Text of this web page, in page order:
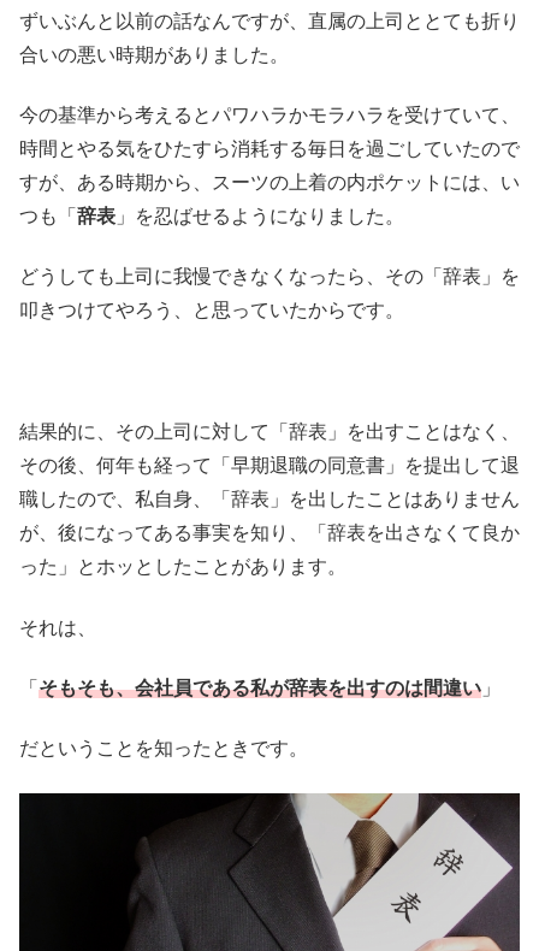
ずいぶんと以前の話なんですが、直属の上司ととても折り
合いの悪い時期がありました。
今の基準から考えるとパワハラかモラハラを受けていて、
時間とやる気をひたすら消耗する毎日を過ごしていたので
すが、ある時期から、スーツの上着の内ポケットには、い
つも「 辞表 」を忍ばせるようになりました。
どうしても上司に我慢できなくなったら、その「辞表」を
叩きつけてやろう、と思っていたからです。
結果的に、その上司に対して「辞表」を出すことはなく、
その後、何年も経って「早期退職の同意書」を提出して退
職したので、私自身、「辞表」を出したことはありません
が、後になってある事実を知り、「辞表を出さなくて良か
った」とホッとしたことがあります。
それは、
「 そもそも、会社員である私が辞表を出すのは間違い 」
だということを知ったときです。